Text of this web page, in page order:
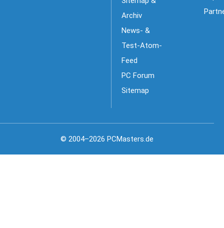
Archiv
News- &
Test-Atom-
Feed
PC Forum
Sitemap
© 2004–2026 PCMasters.de